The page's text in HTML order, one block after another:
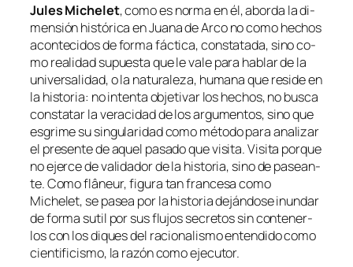
Jules Michelet, co­mo es nor­ma en él, abor­da la di­
men­sión his­tó­ri­ca enJuana de Arcono co­mo he­chos
acon­te­ci­dos de for­ma fác­ti­ca, cons­ta­ta­da, sino co­
mo reali­dad su­pues­ta que le va­le pa­ra ha­blar de la
uni­ver­sa­li­dad, o la na­tu­ra­le­za, hu­ma­na que re­si­de en
la his­to­ria: no in­ten­ta ob­je­ti­var los he­chos, no bus­ca
cons­ta­tar la ve­ra­ci­dad de los ar­gu­men­tos, sino que
es­gri­me su sin­gu­la­ri­dad co­mo mé­to­do pa­ra ana­li­zar
el pre­sen­te de aquel pa­sa­do que vi­si­ta. Visita por­que
no ejer­ce de va­li­da­dor de la his­to­ria, sino de pa­sean­
te. Comoflâ­neur, fi­gu­ra tan fran­ce­sa co­mo
Michelet, se pa­sea por la his­to­ria de­ján­do­se inun­dar
de for­ma su­til por sus flu­jos se­cre­tos sin con­te­ner­
los con los di­ques del ra­cio­na­lis­mo en­ten­di­do co­mo
cien­ti­fi­cis­mo, la ra­zón co­mo ejecutor.